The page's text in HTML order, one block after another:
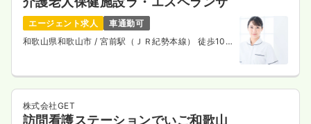
エージェント求人
車通勤可
和歌山県和歌山市 / 宮前駅（ＪＲ紀勢本線） 徒歩10
株式会社GET
訪問看護ステーションでいご和歌山